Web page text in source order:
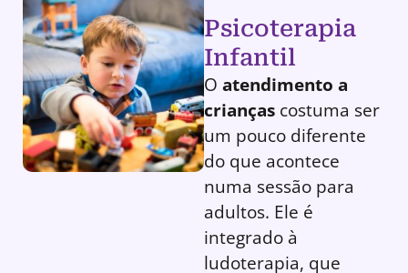
Psicoterapia
Infantil
O atendimento a
crianças costuma ser
um pouco diferente
do que acontece
numa sessão para
adultos. Ele é
integrado à
ludoterapia, que